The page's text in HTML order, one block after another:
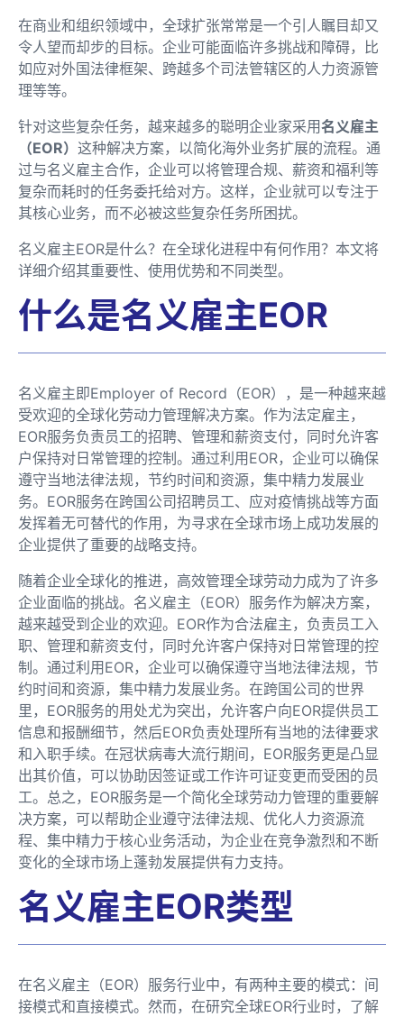
在商业和组织领域中，全球扩张常常是一个引人瞩目却又
令人望而却步的目标。企业可能面临许多挑战和障碍，比
如应对外国法律框架、跨越多个司法管辖区的人力资源管
理等等。
针对这些复杂任务，越来越多的聪明企业家采用名义雇主
（EOR） 这种解决方案，以简化海外业务扩展的流程。通
过与名义雇主合作，企业可以将管理合规、薪资和福利等
复杂而耗时的任务委托给对方。这样，企业就可以专注于
其核心业务，而不必被这些复杂任务所困扰。
名义雇主EOR是什么？在全球化进程中有何作用？本文将
详细介绍其重要性、使用优势和不同类型。
什么是名义雇主EOR
名义雇主即Employer of Record（EOR），是一种越来越
受欢迎的全球化劳动力管理解决方案。作为法定雇主，
EOR服务负责员工的招聘、管理和薪资支付，同时允许客
户保持对日常管理的控制。通过利用EOR，企业可以确保
遵守当地法律法规，节约时间和资源，集中精力发展业
务。EOR服务在跨国公司招聘员工、应对疫情挑战等方面
发挥着无可替代的作用，为寻求在全球市场上成功发展的
企业提供了重要的战略支持。
随着企业全球化的推进，高效管理全球劳动力成为了许多
企业面临的挑战。名义雇主（EOR）服务作为解决方案，
越来越受到企业的欢迎。EOR作为合法雇主，负责员工入
职、管理和薪资支付，同时允许客户保持对日常管理的控
制。通过利用EOR，企业可以确保遵守当地法律法规，节
约时间和资源，集中精力发展业务。在跨国公司的世界
里，EOR服务的用处尤为突出，允许客户向EOR提供员工
信息和报酬细节，然后EOR负责处理所有当地的法律要求
和入职手续。在冠状病毒大流行期间，EOR服务更是凸显
出其价值，可以协助因签证或工作许可证变更而受困的员
工。总之，EOR服务是一个简化全球劳动力管理的重要解
决方案，可以帮助企业遵守法律法规、优化人力资源流
程、集中精力于核心业务活动，为企业在竞争激烈和不断
变化的全球市场上蓬勃发展提供有力支持。
名义雇主EOR类型
在名义雇主（EOR）服务行业中，有两种主要的模式：间
接模式和直接模式。然而，在研究全球EOR行业时，了解